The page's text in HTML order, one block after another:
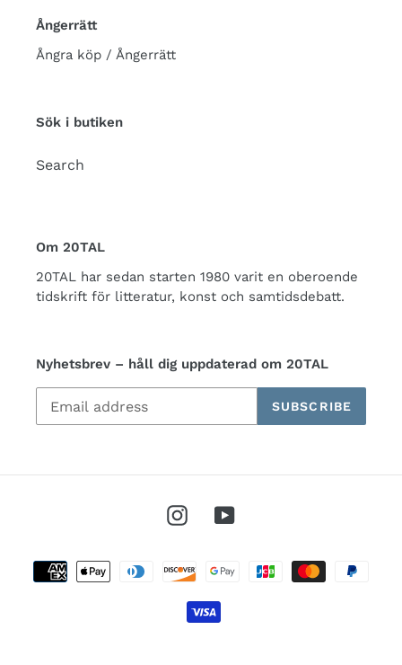
Ångerrätt
Ångra köp / Ångerrätt
Sök i butiken
Search
Om 20TAL
20TAL har sedan starten 1980 varit en oberoende
tidskrift för litteratur, konst och samtidsdebatt.
Nyhetsbrev – håll dig uppdaterad om 20TAL
SUBSCRIBE
InstagramYouTube
Payment
methods